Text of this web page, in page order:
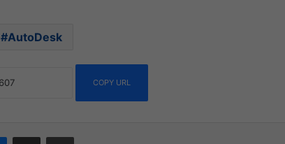
AutoDesk
COPY URL
MessengerCompartir por correo electrónicoImprimir